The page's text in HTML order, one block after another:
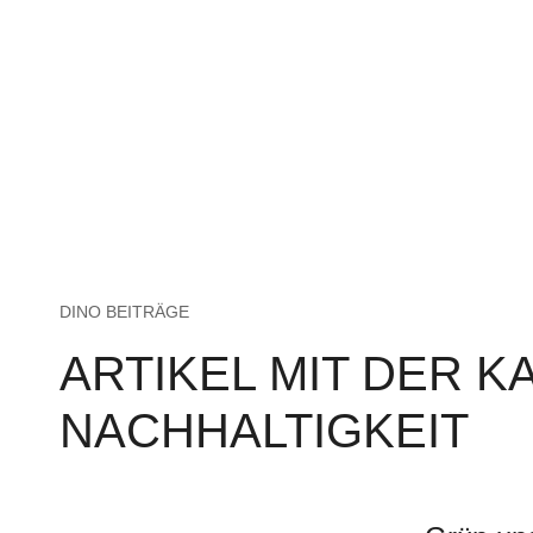
DINO BEITRÄGE
ARTIKEL MIT DER
NACHHALTIGKEIT